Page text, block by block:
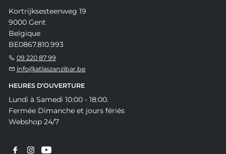
Kortrijksesteenweg 19
9000 Gent
Belgique
BE0867.810.993
09 220 87 99
info@atlaszanzibar.be
HEURES D’OUVERTURE
Lundi à Samedi 10:00 - 18:00.
Fermée Dimanche et jours fériés
Webshop 24/7